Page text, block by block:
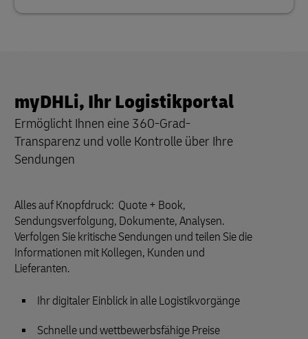
myDHLi, Ihr Logistikportal
Ermöglicht Ihnen eine 360-Grad-
Transparenz und volle Kontrolle über Ihre
Sendungen
Alles auf Knopfdruck: Quote + Book,
Sendungsverfolgung, Dokumente, Analysen.
Verfolgen Sie kritische Sendungen und teilen Sie die
Informationen mit Kollegen, Kunden und
Lieferanten.
Ihr digitaler Einblick in alle Logistikvorgänge
Schnelle und wettbewerbsfähige Preise